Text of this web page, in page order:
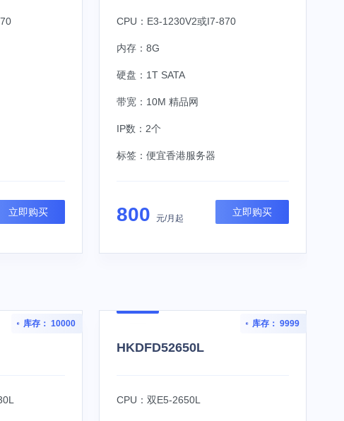
立即购买
CPU：E3-1230V2或I7-870
内存：8G
硬盘：1T SATA
带宽：10M 精品网
IP数：2个
标签： 便宜香港服务器
800 元/月起
立即购买
库存： 10000 库存： 9999
HKDFD52650L
CPU：双E5-2650L